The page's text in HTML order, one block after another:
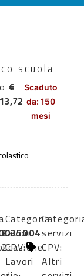
scuola
€
Scaduto
da: 150
mesi
Categoria
lavori
CPV:
Lavori
servizi
CPV:
Altri